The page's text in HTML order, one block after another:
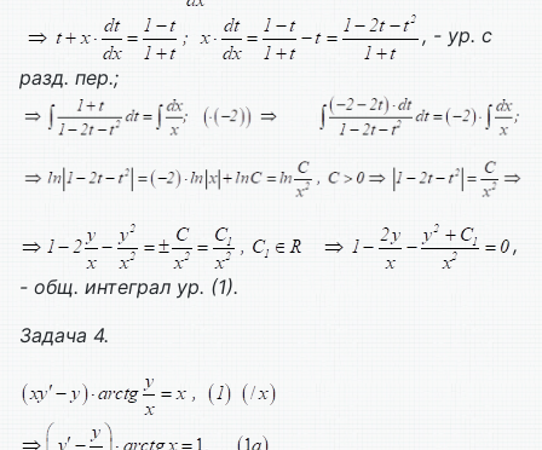
, - ур. с
разд. пер.;
,
- общ. интеграл ур. (1).
Задача 4.